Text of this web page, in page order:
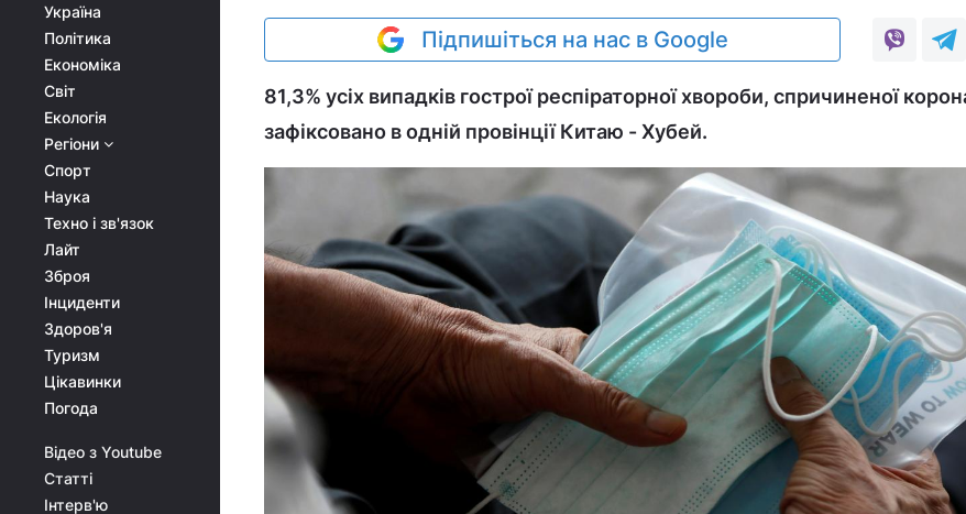
Україна
Політика
Економіка
Світ
Екологія
Регіони
Спорт
Наука
Техно і зв'язок
Лайт
Зброя
Інциденти
Здоров'я
Туризм
Цікавинки
Погода
Відео з Youtube
Статті
Інтерв'ю
Підпишіться на нас в Google
81,3% усіх випадків гострої респіраторної хвороби, спричиненої
зафіксовано в одній провінції Китаю - Хубей.